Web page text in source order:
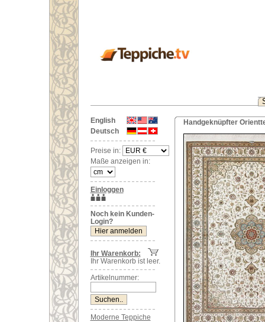
English
Deutsch
Preise in:
Maße anzeigen in:
Einloggen
Noch kein Kunden-
Login?
Ihr Warenkorb:
Ihr Warenkorb ist leer.
Artikelnummer:
Moderne Teppiche
Handgeknüpfter